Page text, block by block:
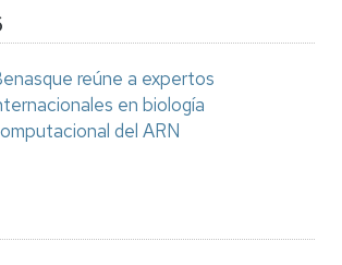
reúne a expertos
en biología
del ARN